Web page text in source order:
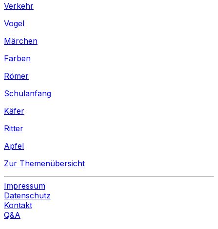
Verkehr
Vogel
Märchen
Farben
Römer
Schulanfang
Käfer
Ritter
Apfel
Zur Themenübersicht
Impressum
Datenschutz
Kontakt
Q&A